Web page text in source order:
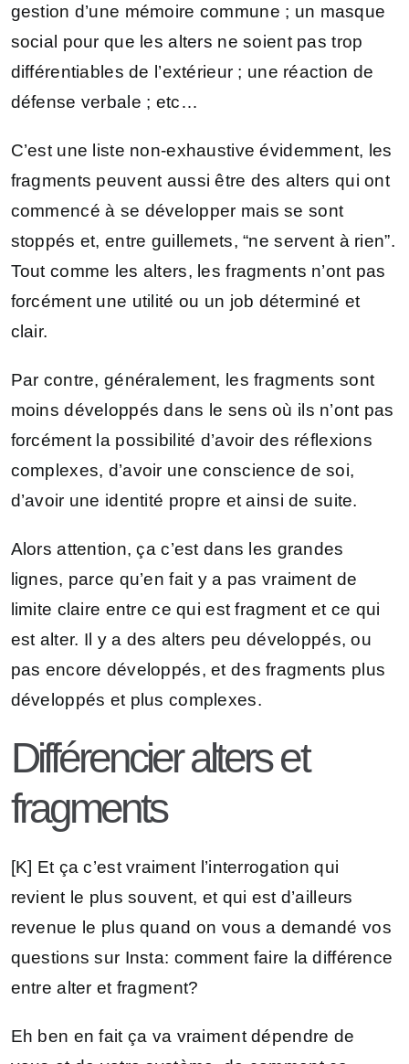
gestion d’une mémoire commune ; un masque
social pour que les alters ne soient pas trop
différentiables de l’extérieur ; une réaction de
défense verbale ; etc…
C’est une liste non-exhaustive évidemment, les
fragments peuvent aussi être des alters qui ont
commencé à se développer mais se sont
stoppés et, entre guillemets, “ne servent à rien”.
Tout comme les alters, les fragments n’ont pas
forcément une utilité ou un job déterminé et
clair.
Par contre, généralement, les fragments sont
moins développés dans le sens où ils n’ont pas
forcément la possibilité d’avoir des réflexions
complexes, d’avoir une conscience de soi,
d’avoir une identité propre et ainsi de suite.
Alors attention, ça c’est dans les grandes
lignes, parce qu’en fait y a pas vraiment de
limite claire entre ce qui est fragment et ce qui
est alter. Il y a des alters peu développés, ou
pas encore développés, et des fragments plus
développés et plus complexes.
Différencier alters et
fragments
[K] Et ça c’est vraiment l’interrogation qui
revient le plus souvent, et qui est d’ailleurs
revenue le plus quand on vous a demandé vos
questions sur Insta: comment faire la différence
entre alter et fragment?
Eh ben en fait ça va vraiment dépendre de